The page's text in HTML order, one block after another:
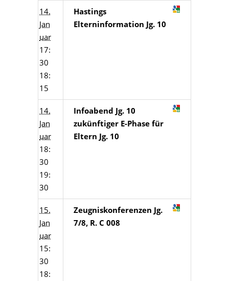
14.
Jan
uar
17:
30
18:
15
Hastings
Elterninformation Jg. 10
14.
Jan
uar
18:
30
19:
30
Infoabend Jg. 10
zukünftiger E-Phase für
Eltern Jg. 10
15.
Jan
uar
15:
30
18:
Zeugniskonferenzen Jg.
7/8, R. C 008